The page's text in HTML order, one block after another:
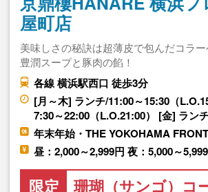
屋町店
美味しさの秘訣は超薄皮で包んだコラ
豊潤スープと豚肉の餡！
各線 横浜駅西口 徒歩3分
[月～木] ランチ/11:00～15:30（
7:30～22:00（L.O.21:00） [金] ラン
年末年始・THE YOKOHAMA
昼：2,000～2,999円 夜：5,000～
限定
珊瑚（サンゴ）コ